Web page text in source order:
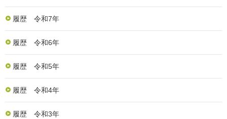
履歴 令和7年
履歴 令和6年
履歴 令和5年
履歴 令和4年
履歴 令和3年